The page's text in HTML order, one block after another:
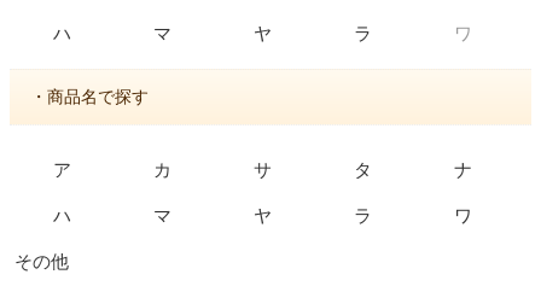
ハ マ ヤ ラ ワ
・商品名で探す
ア カ サ タ ナ
ハ マ ヤ ラ ワ
その他